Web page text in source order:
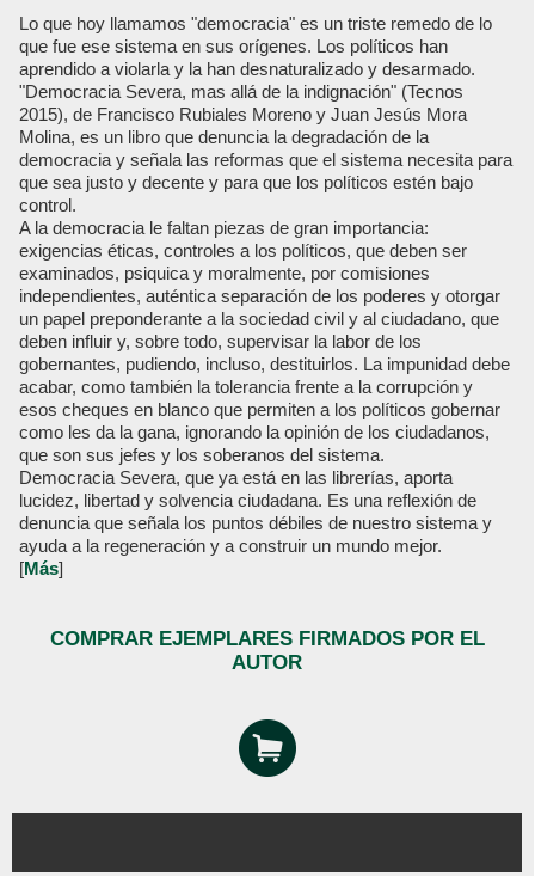
Lo que hoy llamamos "democracia" es un triste remedo de lo
que fue ese sistema en sus orígenes. Los políticos han
aprendido a violarla y la han desnaturalizado y desarmado.
"Democracia Severa, mas allá de la indignación" (Tecnos
2015), de Francisco Rubiales Moreno y Juan Jesús Mora
Molina, es un libro que denuncia la degradación de la
democracia y señala las reformas que el sistema necesita para
que sea justo y decente y para que los políticos estén bajo
control.
A la democracia le faltan piezas de gran importancia:
exigencias éticas, controles a los políticos, que deben ser
examinados, psiquica y moralmente, por comisiones
independientes, auténtica separación de los poderes y otorgar
un papel preponderante a la sociedad civil y al ciudadano, que
deben influir y, sobre todo, supervisar la labor de los
gobernantes, pudiendo, incluso, destituirlos. La impunidad debe
acabar, como también la tolerancia frente a la corrupción y
esos cheques en blanco que permiten a los políticos gobernar
como les da la gana, ignorando la opinión de los ciudadanos,
que son sus jefes y los soberanos del sistema.
Democracia Severa, que ya está en las librerías, aporta
lucidez, libertad y solvencia ciudadana. Es una reflexión de
denuncia que señala los puntos débiles de nuestro sistema y
ayuda a la regeneración y a construir un mundo mejor.
[Más]
COMPRAR EJEMPLARES FIRMADOS POR EL
AUTOR